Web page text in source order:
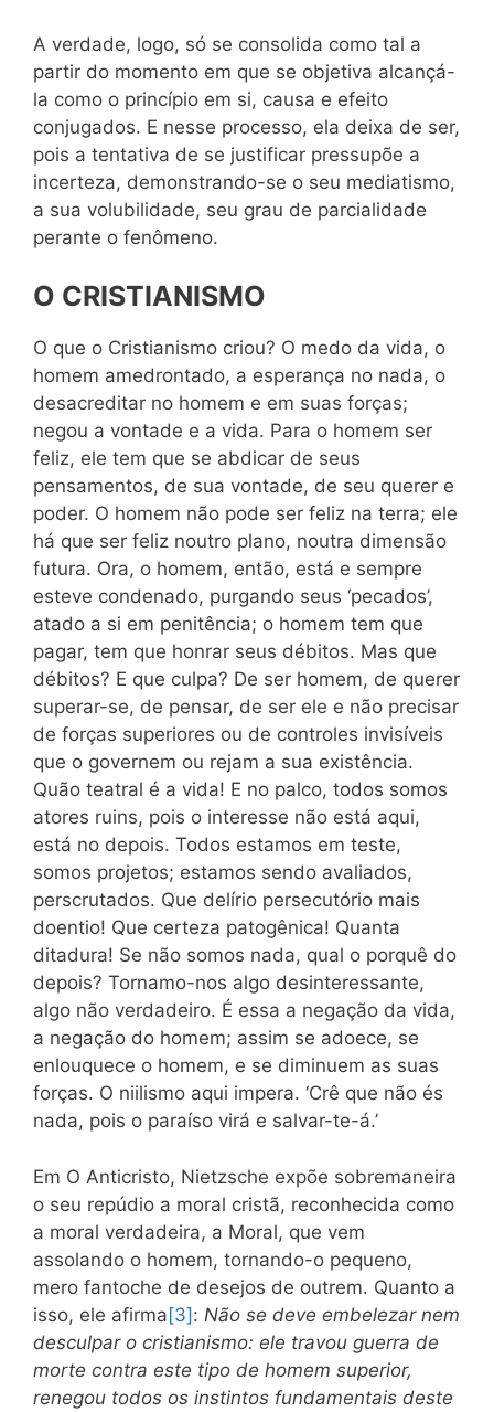
A verdade, logo, só se consolida como tal a
partir do momento em que se objetiva alcançá-
la como o princípio em si, causa e efeito
conjugados. E nesse processo, ela deixa de ser,
pois a tentativa de se justificar pressupõe a
incerteza, demonstrando-se o seu mediatismo,
a sua volubilidade, seu grau de parcialidade
perante o fenômeno.
O CRISTIANISMO
O que o Cristianismo criou? O medo da vida, o
homem amedrontado, a esperança no nada, o
desacreditar no homem e em suas forças;
negou a vontade e a vida. Para o homem ser
feliz, ele tem que se abdicar de seus
pensamentos, de sua vontade, de seu querer e
poder. O homem não pode ser feliz na terra; ele
há que ser feliz noutro plano, noutra dimensão
futura. Ora, o homem, então, está e sempre
esteve condenado, purgando seus ‘pecados’,
atado a si em penitência; o homem tem que
pagar, tem que honrar seus débitos. Mas que
débitos? E que culpa? De ser homem, de querer
superar-se, de pensar, de ser ele e não precisar
de forças superiores ou de controles invisíveis
que o governem ou rejam a sua existência.
Quão teatral é a vida! E no palco, todos somos
atores ruins, pois o interesse não está aqui,
está no depois. Todos estamos em teste,
somos projetos; estamos sendo avaliados,
perscrutados. Que delírio persecutório mais
doentio! Que certeza patogênica! Quanta
ditadura! Se não somos nada, qual o porquê do
depois? Tornamo-nos algo desinteressante,
algo não verdadeiro. É essa a negação da vida,
a negação do homem; assim se adoece, se
enlouquece o homem, e se diminuem as suas
forças. O niilismo aqui impera. ‘Crê que não és
nada, pois o paraíso virá e salvar-te-á.’
Em O Anticristo, Nietzsche expõe sobremaneira
o seu repúdio a moral cristã, reconhecida como
a moral verdadeira, a Moral, que vem
assolando o homem, tornando-o pequeno,
mero fantoche de desejos de outrem. Quanto a
isso, ele afirma[3]: Não se deve embelezar nem
desculpar o cristianismo: ele travou guerra de
morte contra este tipo de homem superior,
renegou todos os instintos fundamentais deste